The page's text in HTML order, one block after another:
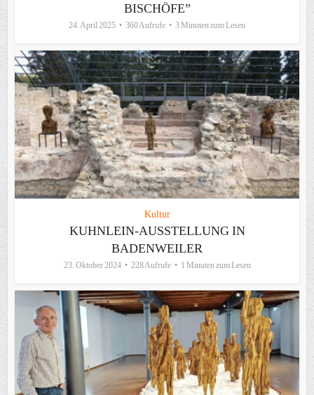
BISCHÖFE”
24. April 2025 360 Aufrufe 3 Minuten zum Lesen
Kultur
KUHNLEIN-AUSSTELLUNG IN
BADENWEILER
23. Oktober 2024 228 Aufrufe 1 Minuten zum Lesen